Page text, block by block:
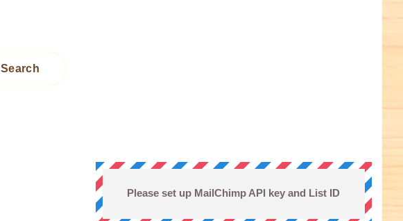
Search
Please set up MailChimp API key and List ID